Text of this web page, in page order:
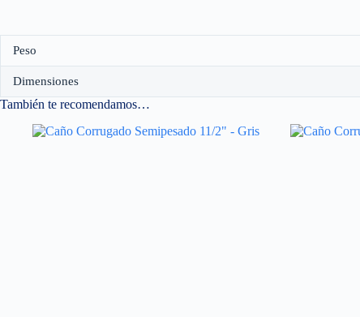
Peso
Dimensiones
También te recomendamos…